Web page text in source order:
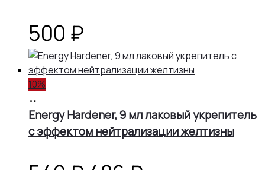
500 ₽
10%
корзину
Energy Hardener, 9 мл лаковый укрепитель
с эффектом нейтрализации желтизны